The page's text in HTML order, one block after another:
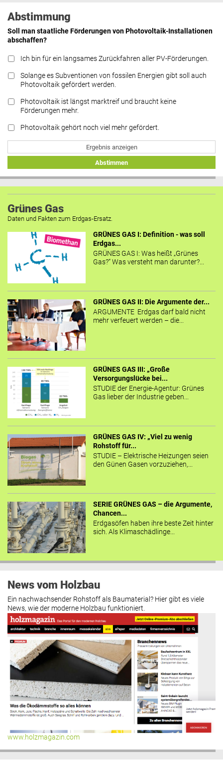
Abstimmung
Soll man staatliche Förderungen von Photovoltaik-Installationen
abschaffen?
Ich bin für ein langsames Zurückfahren aller PV-Förderungen.
Solange es Subventionen von fossilen Energien gibt soll auch
Photovoltaik gefördert werden.
Photovoltaik ist längst marktreif und braucht keine
Förderungen mehr.
Photovoltaik gehört noch viel mehr gefördert.
Ergebnis anzeigen
Abstimmen
Grünes Gas
Daten und Fakten zum Erdgas-Ersatz.
GRÜNES GAS I: Definition - was soll
Erdgas...
GRÜNES GAS I: Was heißt „Grünes
Gas?“ Was versteht man darunter?...
GRÜNES GAS II: Die Argumente der...
ARGUMENTE Erdgas darf bald nicht
mehr verfeuert werden – die...
GRÜNES GAS III: „Große
Versorgungslücke bei...
STUDIE der Energie-Agentur: Grünes
Gas lieber der Industrie geben...
GRÜNES GAS IV: „Viel zu wenig
Rohstoff für...
STUDIE – Elektrische Heizungen seien
den Günen Gasen vorzuziehen,...
SERIE GRÜNES GAS – die Argumente,
Chancen...
Erdgasöfen haben ihre beste Zeit hinter
sich. Als Klimaschädlinge...
News vom Holzbau
Ein nachwachsender Rohstoff als Baumaterial? Hier gibt es viele
News, wie der moderne Holzbau funktioniert.
www.holzmagazin.com